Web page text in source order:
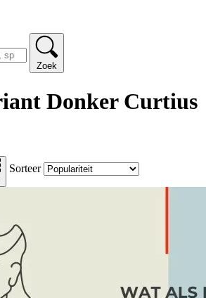
Zoek
Donker Curtius
Sorteer